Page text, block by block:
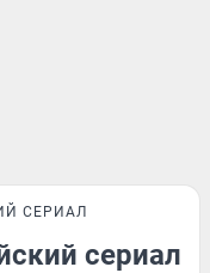
СЕРИАЛ
сериал